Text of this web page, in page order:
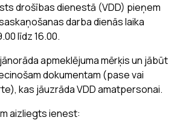
drošības dienestā (VDD) pieņem
darba dienās laika
līdz 16.00.
apmeklējuma mērķis un jābūt
dokumentam (pase vai
kas jāuzrāda VDD amatpersonai.
aizliegts ienest: